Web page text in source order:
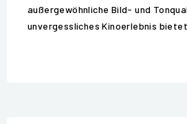
außergewöhnliche Bild- und
unvergessliches Kinoerlebnis bietet.